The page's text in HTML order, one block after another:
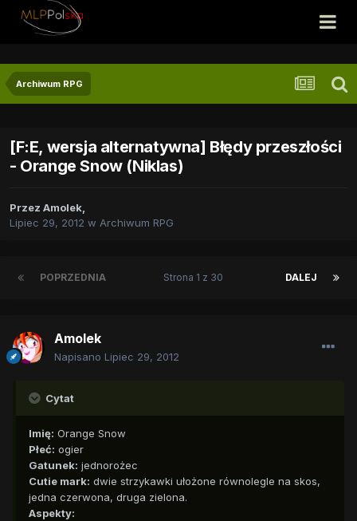
Archiwum RPG
[F:E, wersja alternatywna] Błędy przeszłości
- Orange Snow (Niklas)
Przez Amolek,
Lipiec 29, 2012 w Archiwum RPG
POPRZEDNIA DALEJ
Strona 1 z 30
Amolek
Napisano Lipiec 29, 2012
Cytat
Imię: Orange Snow
Płeć: ogier
Gatunek: jednorożec
Cutie mark: dwie strzykawki ułożone równolegle na skos,
jedna czerwona, druga zielona.
Aspekty: